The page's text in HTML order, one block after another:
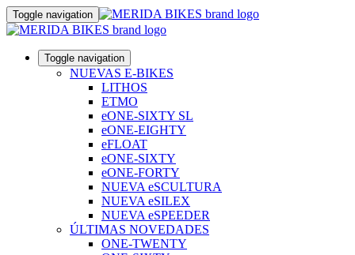
Toggle navigation
Toggle navigation
NUEVAS E-BIKES
LITHOS
ETMO
eONE-SIXTY SL
eONE-EIGHTY
eFLOAT
eONE-SIXTY
eONE-FORTY
NUEVA eSCULTURA
NUEVA eSILEX
NUEVA eSPEEDER
ÚLTIMAS NOVEDADES
ONE-TWENTY